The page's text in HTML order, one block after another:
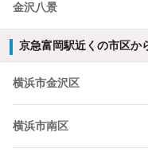
金沢八景
京急富岡駅近くの市区か
横浜市金沢区
横浜市南区